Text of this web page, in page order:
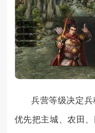
兵营等级决定
优先把主城、农田